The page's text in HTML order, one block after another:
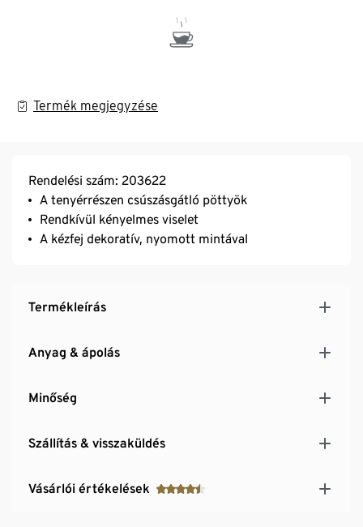
Termék megjegyzése
Rendelési szám: 203622
A tenyérrészen csúszásgátló pöttyök
Rendkívül kényelmes viselet
A kézfej dekoratív, nyomott mintával
Termékleírás
Anyag & ápolás
Minőség
Szállítás & visszaküldés
Vásárlói értékelések